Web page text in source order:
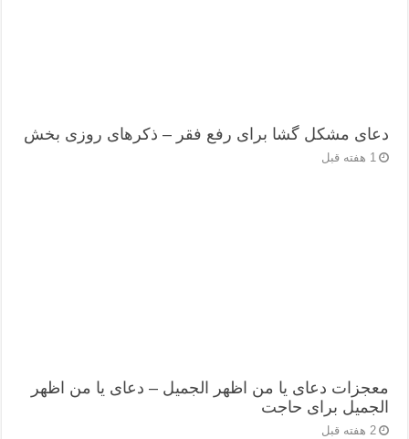
دعای مشکل گشا برای رفع فقر – ذکرهای روزی‌ بخش
1 هفته قبل
معجزات دعای یا من اظهر الجمیل – دعای یا من اظهر
الجمیل برای حاجت
2 هفته قبل